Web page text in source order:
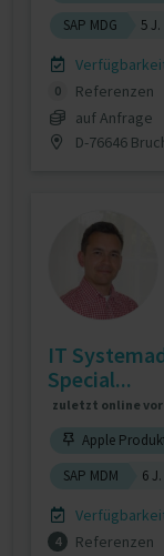
SAP MDG
5 J.
0
Referenzen
auf Anfrage
D-76646
IT
Special...
zuletzt online vor
Apple
SAP MDM
6 J.
4
Referenzen